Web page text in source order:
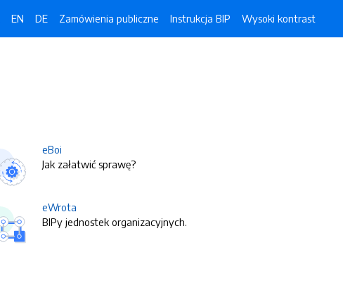
EN DE Zamówienia publiczne Instrukcja BIP Wysoki kontrast
eBoi
Jak załatwić sprawę?
eWrota
BIPy jednostek organizacyjnych.